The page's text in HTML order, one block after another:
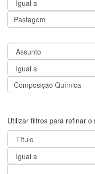
Utilizar filtros para refinar